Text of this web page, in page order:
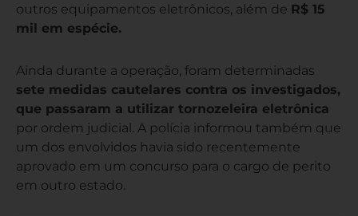
outros equipamentos eletrônicos, além de R$ 15
mil em espécie.
Ainda durante a operação, foram determinadas
sete medidas cautelares contra os investigados,
que passaram a utilizar tornozeleira eletrônica
por ordem judicial. A polícia informou também que
um dos envolvidos havia sido recentemente
aprovado em um concurso para o cargo de perito
em outro estado.